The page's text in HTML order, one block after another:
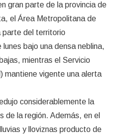
gran parte de la provincia de
el Área Metropolitana de
parte del territorio
bajo una densa neblina,
mientras el Servicio
mantiene vigente una alerta
considerablemente la
de la región. Además, en el
y lloviznas producto de